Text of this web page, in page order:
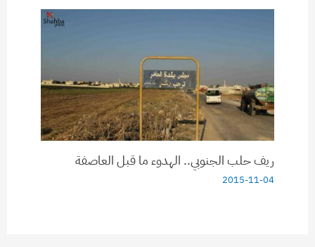
ريف حلب الجنوبي.. الهدوء ما قبل العاصفة
2015-11-04